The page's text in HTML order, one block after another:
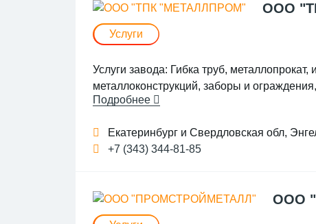
ООО
Услуги
Услуги завода: Гибка труб,
металлоконструкций, заборы и
на нашем официальном сайте компании
В настоящее время ТПК «МеталлПром»
производственных мощностей по
Наша организация осуществит:
Подробнее
Екатеринбург и Свердловская обл,
+7 (343) 344-81-85
ООО